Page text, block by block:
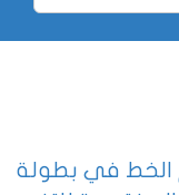
الخط في بطولة